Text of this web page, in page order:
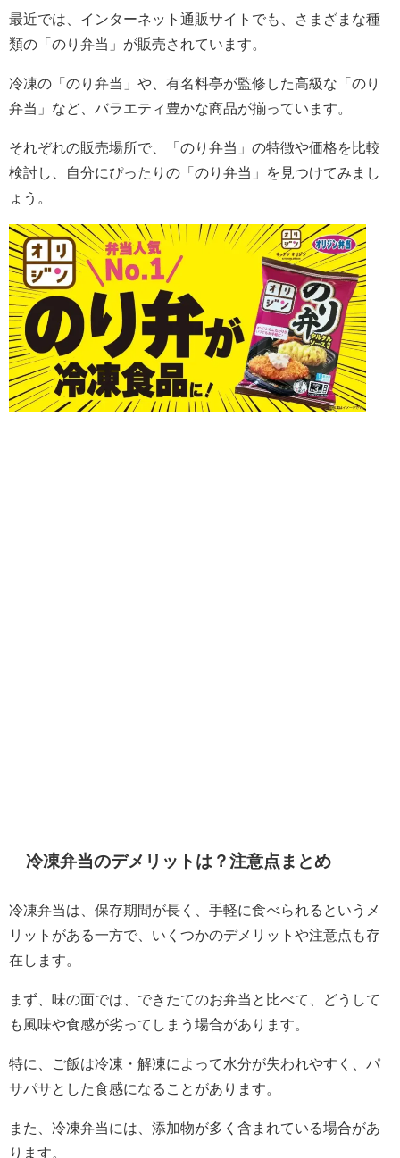
最近では、インターネット通販サイトでも、さまざまな種
類の「のり弁当」が販売されています。
冷凍の「のり弁当」や、有名料亭が監修した高級な「のり
弁当」など、バラエティ豊かな商品が揃っています。
それぞれの販売場所で、「のり弁当」の特徴や価格を比較
検討し、自分にぴったりの「のり弁当」を見つけてみまし
ょう。
冷凍弁当のデメリットは？注意点まとめ
冷凍弁当は、保存期間が長く、手軽に食べられるというメ
リットがある一方で、いくつかのデメリットや注意点も存
在します。
まず、味の面では、できたてのお弁当と比べて、どうして
も風味や食感が劣ってしまう場合があります。
特に、ご飯は冷凍・解凍によって水分が失われやすく、パ
サパサとした食感になることがあります。
また、冷凍弁当には、添加物が多く含まれている場合があ
ります。